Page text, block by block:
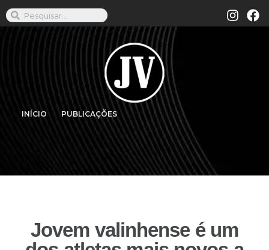
INÍCIO PUBLICAÇÕES
Jovem valinhense é um